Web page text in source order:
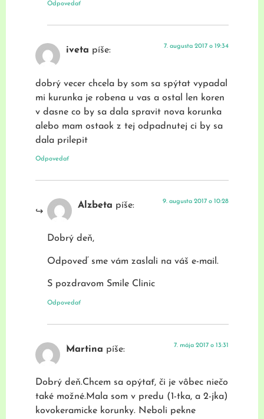
Odpovedať
iveta píše: 7. augusta 2017 o 19:34
dobrý vecer chcela by som sa spýtat vypadal
mi kurunka je robena u vas a ostal len koren
v dasne co by sa dala spravit nova korunka
alebo mam ostaok z tej odpadnutej ci by sa
dala prilepit
Odpovedať
Alzbeta píše: 9. augusta 2017 o 10:28
Dobrý deň,
Odpoveď sme vám zaslali na váš e-mail.
S pozdravom Smile Clinic
Odpovedať
Martina píše: 7. mája 2017 o 13:31
Dobrý deň.Chcem sa opýtať, či je vôbec niečo
také možné.Mala som v predu (1-tka, a 2-jka)
kovokeramicke korunky. Neboli pekne